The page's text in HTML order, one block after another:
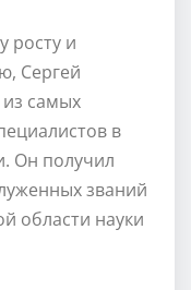
росту и
Сергей
самых
в
Он получил
званий
области науки